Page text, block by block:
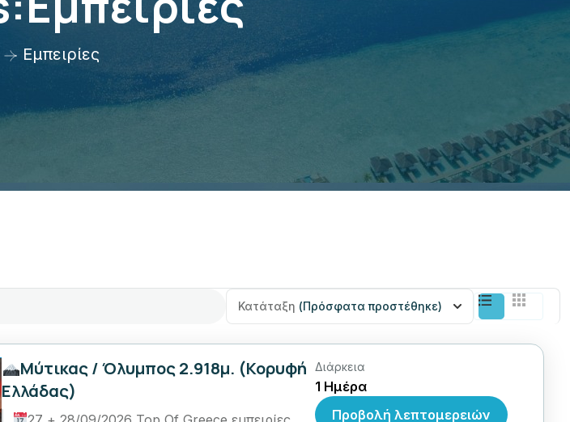
Εμπειρίες
Κατάταξη (Πρόσφατα προστέθηκε)
Μύτικας / Όλυμπος 2.918μ. (Κορυφή
Ελλάδας)
Διάρκεια
1 Ημέρα
Προβολή λεπτομερειών